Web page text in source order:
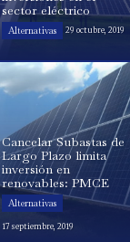
sector eléctrico
Alternativas 29 octubre, 2019
Cancelar Subastas de
Largo Plazo limita
inversión en
renovables: PMCE
Alternativas
17 septiembre, 2019